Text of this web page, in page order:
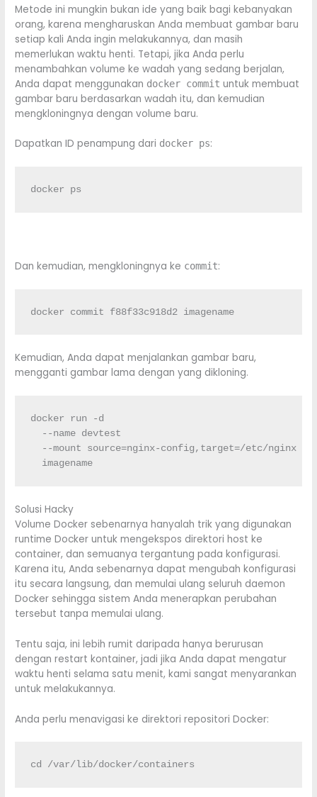
Metode ini mungkin bukan ide yang baik bagi kebanyakan
orang, karena mengharuskan Anda membuat gambar baru
setiap kali Anda ingin melakukannya, dan masih
memerlukan waktu henti. Tetapi, jika Anda perlu
menambahkan volume ke wadah yang sedang berjalan,
Anda dapat menggunakan docker commit untuk membuat
gambar baru berdasarkan wadah itu, dan kemudian
mengkloningnya dengan volume baru.
Dapatkan ID penampung dari docker ps:
docker ps
Dan kemudian, mengkloningnya ke commit:
docker commit f88f33c918d2 imagename
Kemudian, Anda dapat menjalankan gambar baru,
mengganti gambar lama dengan yang dikloning.
docker run -d
  --name devtest
  --mount source=nginx-config,target=/etc/nginx
  imagename
Solusi Hacky
Volume Docker sebenarnya hanyalah trik yang digunakan
runtime Docker untuk mengekspos direktori host ke
container, dan semuanya tergantung pada konfigurasi.
Karena itu, Anda sebenarnya dapat mengubah konfigurasi
itu secara langsung, dan memulai ulang seluruh daemon
Docker sehingga sistem Anda menerapkan perubahan
tersebut tanpa memulai ulang.
Tentu saja, ini lebih rumit daripada hanya berurusan
dengan restart kontainer, jadi jika Anda dapat mengatur
waktu henti selama satu menit, kami sangat menyarankan
untuk melakukannya.
Anda perlu menavigasi ke direktori repositori Docker:
cd /var/lib/docker/containers